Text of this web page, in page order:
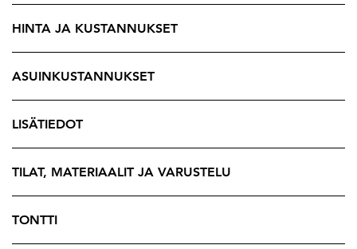
joten arki sujuu vaivattomasti isommallakin
kokoonpanolla. Alakerran monipuolinen harrastetila
tarjoaa loistavat puitteet oleskeluun, etätyöhön tai
vaikkapa nuorison omaksi tilaksi. Olohuoneessa on
takka ja se on osin avoin keittiöön päin. Olohuoneesta
on pääsy tilavalle terassille ja omalle pihalle.
Autolle löytyy autokatos, sekä erillinen pihapaikka,.
Autokatoksen yhteydessä on lämmin 9 m2 ulkovarasto.
ympäristön ja Kauniaisten sekä Espoon erinomaiset
HINTA JA KUSTANNUKSET
ASUINKUSTANNUKSET
LISÄTIEDOT
TILAT, MATERIAALIT JA VARUSTELU
TONTTI